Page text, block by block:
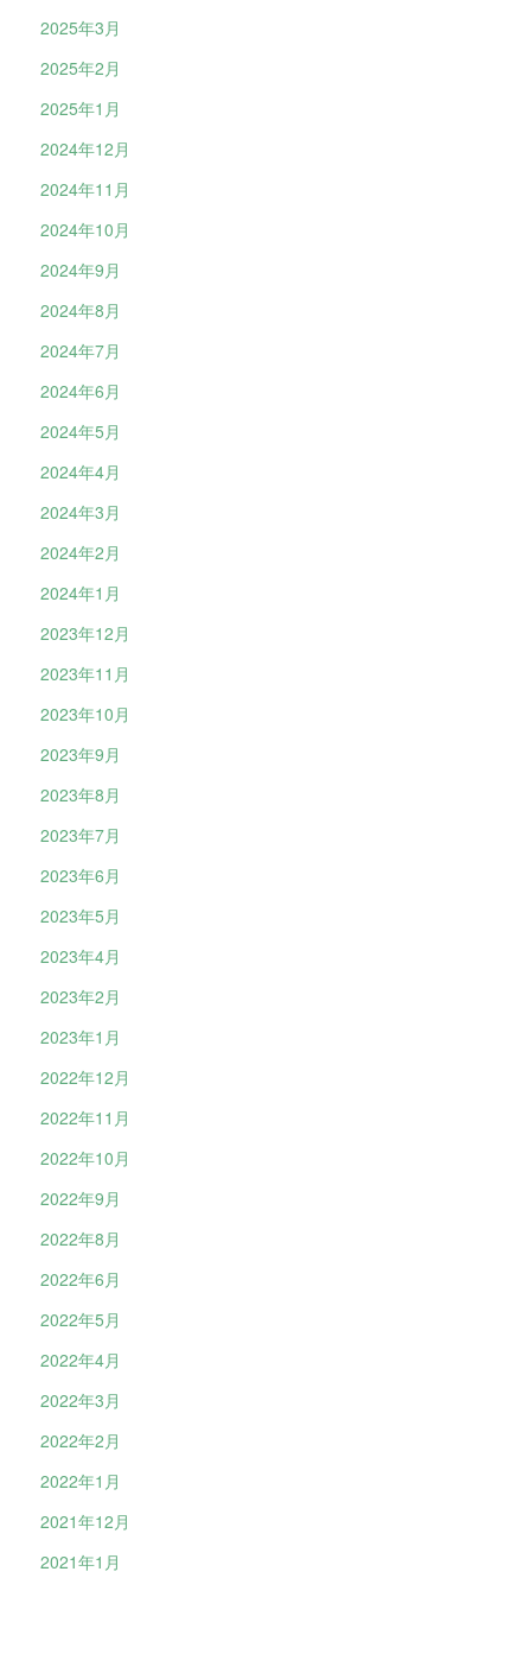
2025年3月
2025年2月
2025年1月
2024年12月
2024年11月
2024年10月
2024年9月
2024年8月
2024年7月
2024年6月
2024年5月
2024年4月
2024年3月
2024年2月
2024年1月
2023年12月
2023年11月
2023年10月
2023年9月
2023年8月
2023年7月
2023年6月
2023年5月
2023年4月
2023年2月
2023年1月
2022年12月
2022年11月
2022年10月
2022年9月
2022年8月
2022年6月
2022年5月
2022年4月
2022年3月
2022年2月
2022年1月
2021年12月
2021年1月